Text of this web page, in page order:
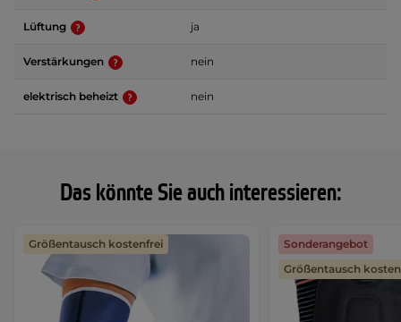
Das könnte Sie auch interessieren:
Größentausch kostenfrei
Sonderangebot
Größentausch
Lüftung ja
Verstärkungen nein
elektrisch beheizt nein